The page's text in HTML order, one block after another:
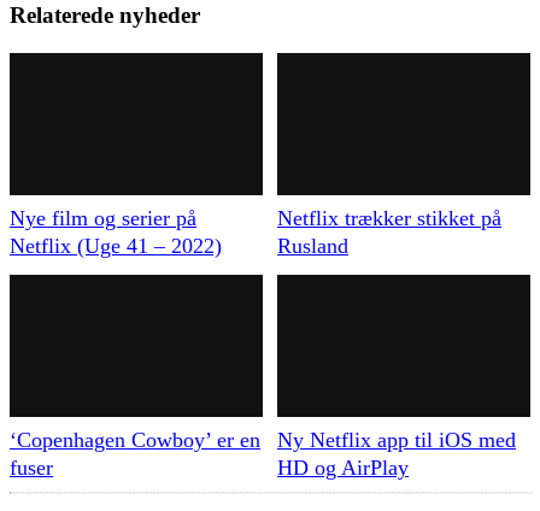
Relaterede nyheder
Nye film og serier på
Netflix (Uge 41 – 2022)
Netflix trækker stikket på
Rusland
‘Copenhagen Cowboy’ er en
fuser
Ny Netflix app til iOS med
HD og AirPlay